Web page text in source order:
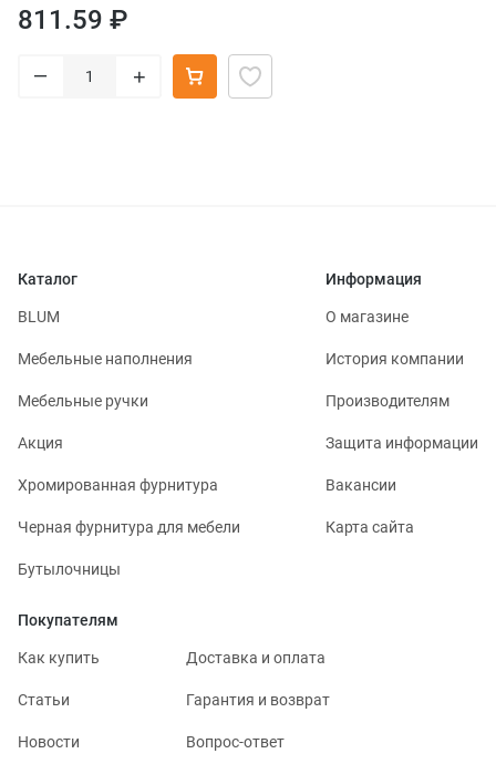
811.59 ₽
– +
Каталог
BLUM
Мебельные наполнения
Мебельные ручки
Акция
Хромированная фурнитура
Черная фурнитура для мебели
Бутылочницы
Информация
О магазине
История компании
Производителям
Защита информации
Вакансии
Карта сайта
Покупателям
Как купить Доставка и оплата
Статьи Гарантия и возврат
Новости Вопрос-ответ